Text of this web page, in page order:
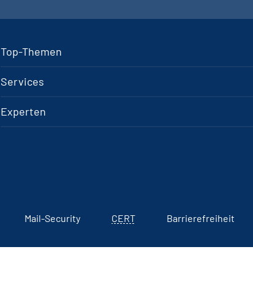
Top-Themen
Services
Experten
Mail-Security CERT Barrierefreiheit